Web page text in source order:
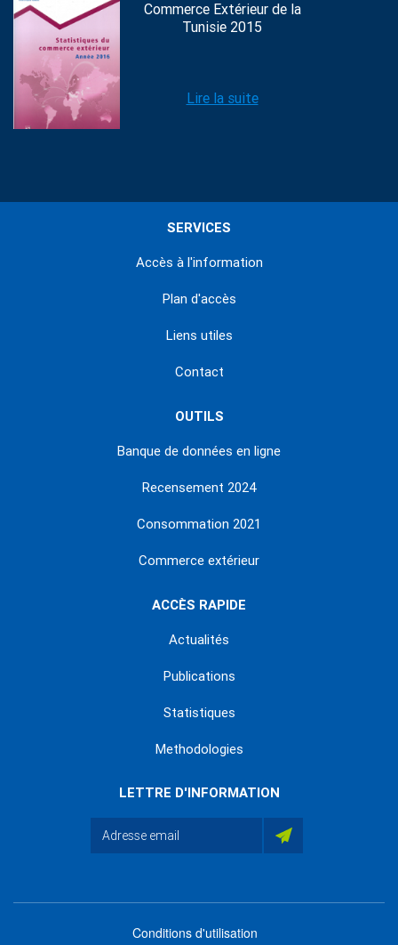
Commerce Extérieur de la
Tunisie 2015
Lire la suite
SERVICES
Accès à l'information
Plan d'accès
Liens utiles
Contact
OUTILS
Banque de données en ligne
Recensement 2024
Consommation 2021
Commerce extérieur
ACCÈS RAPIDE
Actualités
Publications
Statistiques
Methodologies
LETTRE D'INFORMATION
Conditions d'utilisation